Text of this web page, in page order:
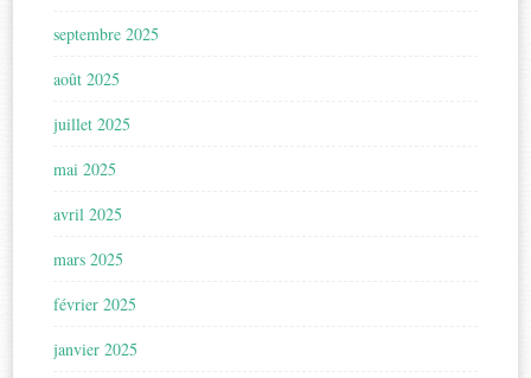
septembre 2025
août 2025
juillet 2025
mai 2025
avril 2025
mars 2025
février 2025
janvier 2025